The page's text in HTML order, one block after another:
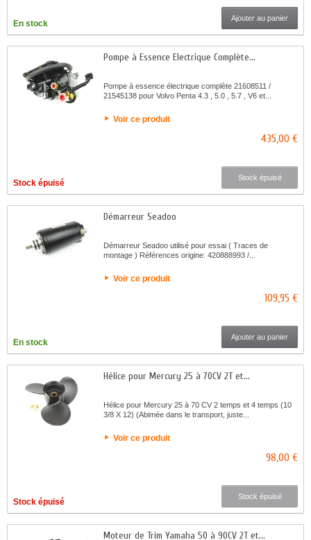
En stock
Ajouter au panier
Pompe à Essence Electrique Complète...
Pompe à essence électrique complète 21608511 /
21545138 pour Volvo Penta 4.3 , 5.0 , 5.7 , V6 et...
Voir ce produit
435,00 €
Stock épuisé
Stock épuisé
Démarreur Seadoo
Démarreur Seadoo utilisé pour essai ( Traces de
montage ) Références origine: 420888993 /...
Voir ce produit
109,95 €
En stock
Ajouter au panier
Hélice pour Mercury 25 à 70CV 2T et...
Hélice pour Mercury 25 à 70 CV 2 temps et 4 temps (10
3/8 X 12) (Abimée dans le transport, juste...
Voir ce produit
98,00 €
Stock épuisé
Stock épuisé
Moteur de Trim Yamaha 50 à 90CV 2T et...